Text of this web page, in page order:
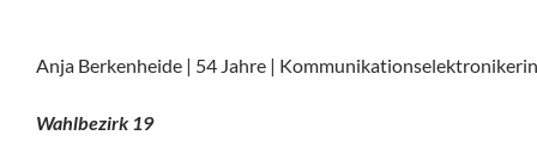
Anja Berkenheide | 54 Jahre |
Wahlbezirk 19